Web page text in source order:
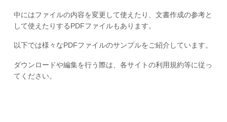
中にはファイルの内容を変更して使えたり、文書作成の参考と
して使えたりするPDFファイルもあります。
以下では様々なPDFファイルのサンプルをご紹介しています。
ダウンロードや編集を行う際は、各サイトの利用規約等に従っ
てください。